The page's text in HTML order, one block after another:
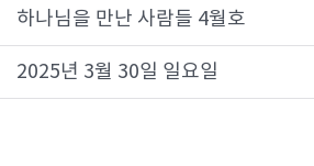
하나님을 만난 사람들 4월호
2025년 3월 30일 일요일